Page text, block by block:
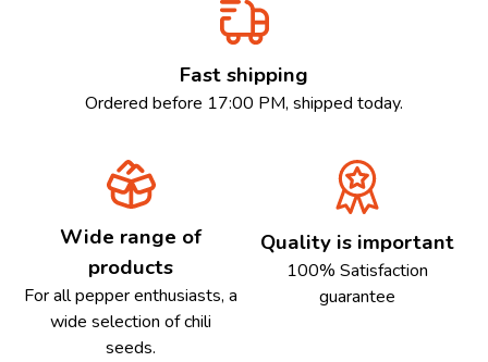
Fast shipping
Ordered before 17:00 PM, shipped today.
Wide range of
products
For all pepper enthusiasts, a
wide selection of chili
seeds.
Quality is important
100% Satisfaction
guarantee